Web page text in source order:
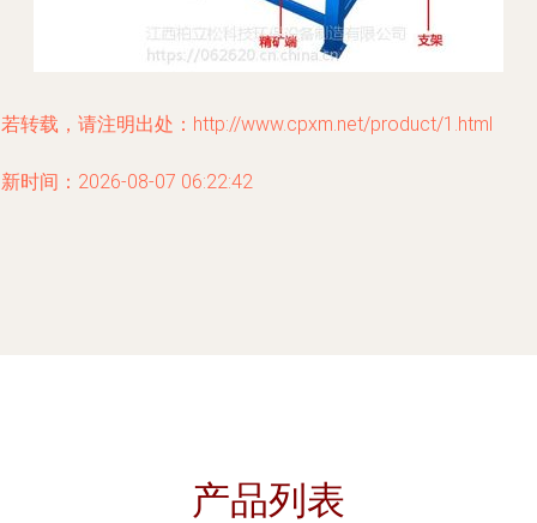
转载，请注明出处：http://www.cpxm.net/product/1.html
时间：2026-08-07 06:22:42
产品列表